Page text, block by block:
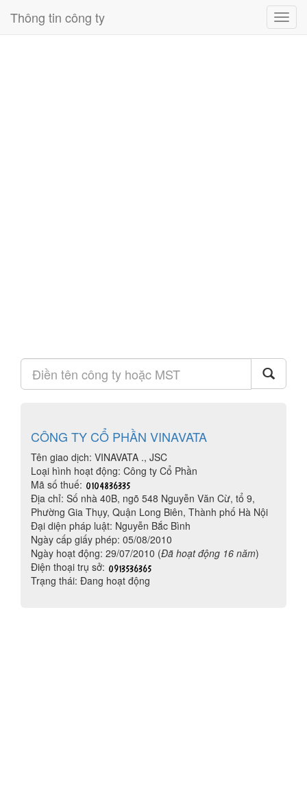
Thông tin công ty
CÔNG TY CỔ PHẦN VINAVATA
Tên giao dịch: VINAVATA ., JSC
Loại hình hoạt động: Công ty Cổ Phần
Mã số thuế:
Địa chỉ: Số nhà 40B, ngõ 548 Nguyễn Văn Cừ, tổ 9,
Phường Gia Thụy, Quận Long Biên, Thành phố Hà Nội
Đại diện pháp luật: Nguyễn Bắc Bình
Ngày cấp giấy phép: 05/08/2010
Ngày hoạt động: 29/07/2010 (Đã hoạt động 16 năm)
Điện thoại trụ sở:
Trạng thái: Đang hoạt động